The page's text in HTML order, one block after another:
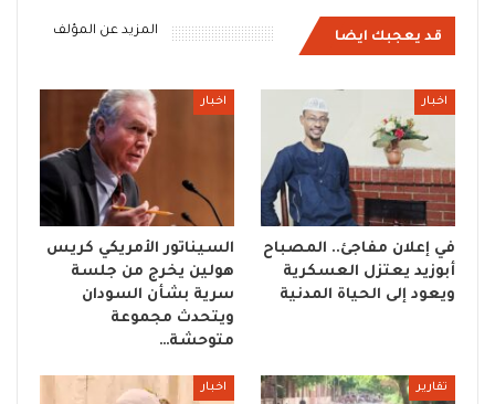
قد يعجبك ايضا المزيد عن المؤلف
اخبار
في إعلان مفاجئ.. المصباح
أبوزيد يعتزل العسكرية
ويعود إلى الحياة المدنية
اخبار
السيناتور الأمريكي كريس
هولين يخرج من جلسة
سرية بشأن السودان
ويتحدث مجموعة
متوحشة…
تقارير اخبار